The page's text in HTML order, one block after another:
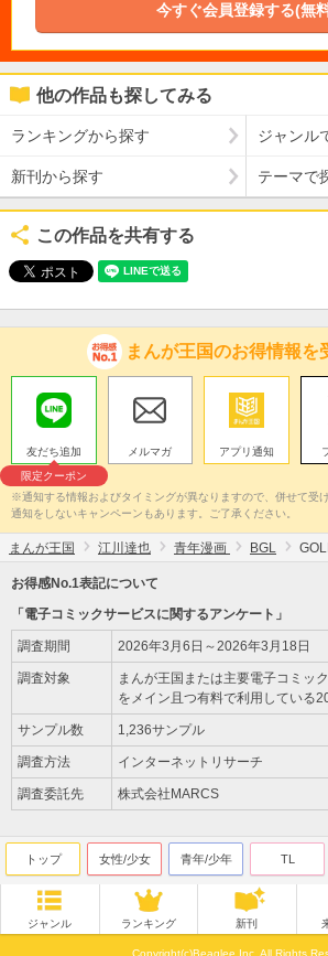
今すぐ会員登録する(無
他の作品も探してみる
ランキングから探す ジャンル
新刊から探す テーマで
この作品を共有する
まんが王国のお得情報を
友だち追加
限定クーポン
メルマガ アプリ通知
※通知する情報およびタイミングが異なりますので、併せて受
通知をしないキャンペーンもあります。ご了承ください。
まんが王国 江川達也 青年漫画 BGL
お得感No.1表記について
「電子コミックサービスに関するアンケート」
調査期間 2026年3月6日～2026年3月18日
調査対象
まんが王国または主要電子コミッ
をメイン且つ有料で利用している
サンプル数 1,236サンプル
調査方法 インターネットリサーチ
調査委託先 株式会社MARCS
トップ 女性/少女 青年/少年 TL
ジャンル ランキング 新刊
Copyright(c)Beaglee Inc. All Rights